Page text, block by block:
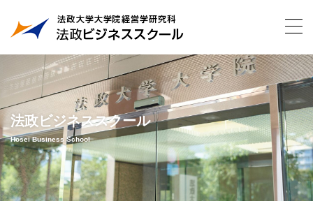
法政ビジネススクール
Hosei Business School